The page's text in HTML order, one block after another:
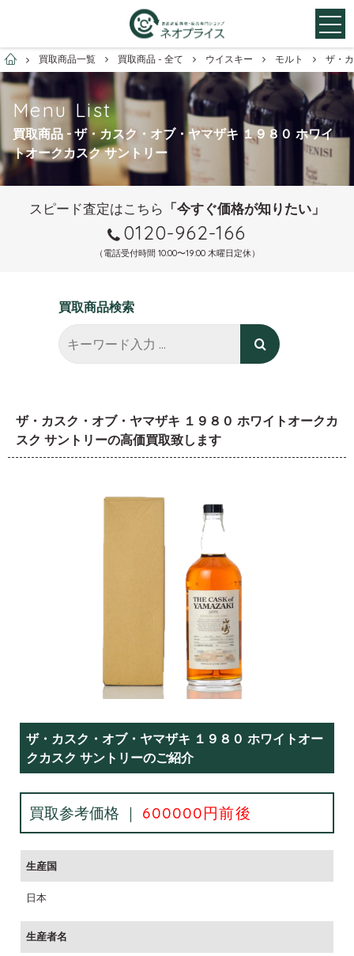
お酒買取専門店ネオプライス
買取商品一覧 買取商品 - 全て ウイスキー モルト ザ・
Menu List
買取商品 - ザ・カスク・オブ・ヤマザキ １９８０ ホワイ
トオークカスク サントリー
スピード査定はこちら 「今すぐ価格が知りたい」
0120-962-166
（電話受付時間 10:00〜19:00 木曜日定休）
買取商品検索
ザ・カスク・オブ・ヤマザキ １９８０ ホワイトオークカ
スク サントリーの高価買取致します
ザ・カスク・オブ・ヤマザキ １９８０ ホワイトオー
クカスク サントリーのご紹介
買取参考価格 ｜ 600000円前後
生産国
日本
生産者名